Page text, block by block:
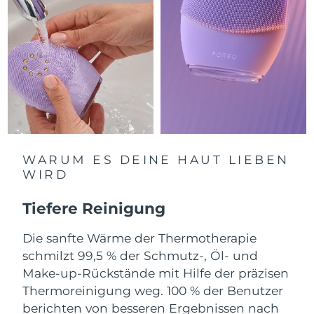
WARUM ES DEINE HAUT LIEBEN
WIRD
Tiefere Reinigung
Die sanfte Wärme der Thermotherapie
schmilzt 99,5 % der Schmutz-, Öl- und
Make-up-Rückstände mit Hilfe der präzisen
Thermoreinigung weg. 100 % der Benutzer
berichten von besseren Ergebnissen nach
Litauen Erwartete Lieferung8/9/26
Luxemburg Erwartete Lieferung 8/9/26
Sonderverwaltungsregion
Macau
Erwartete Lieferung8/11/26
Malaysia
Malta Erwartete Lieferung8/9/26
Niederlande Erwartete Lieferung
Neuseeland Erwartete Lieferung8/9/26